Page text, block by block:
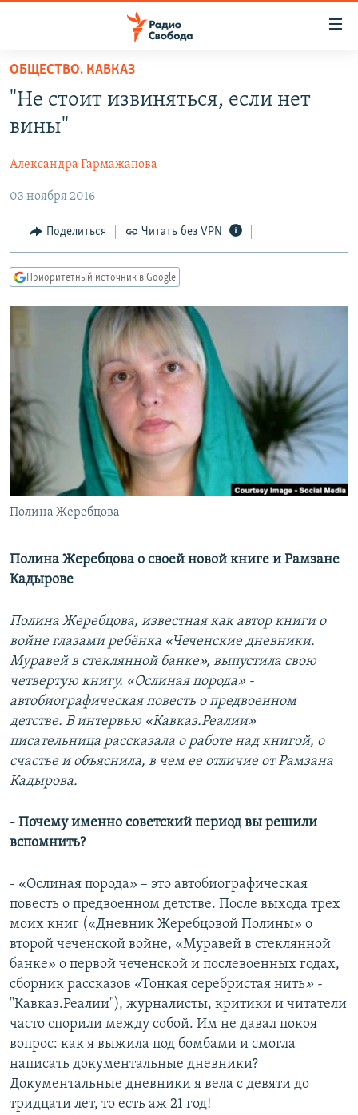
упрощенного
доступа
Вернуться
основному
Вернутся
главной
навигации
Вернутся
ПРОГРАММЫ
ПОДКАСТЫ
ЦИТАТЫ СВОБОДЫ
МНЕНИЯ
КУЛЬТУРА
IDEL.РЕАЛИИ
КАВКАЗ.РЕАЛИИ
СЕВЕР.РЕАЛИИ
СИБИРЬ.РЕАЛИИ
РАСПИСАНИЕ ВЕЩАНИЯ
ПОДПИШИТЕСЬ НА РАССЫЛКУ
СОЦИАЛЬНЫЕ СЕТИ
Все сайты РСЕ/РС
ОБЩЕСТВО. КАВКАЗ
"Не стоит извиняться, если нет
вины"
Александра Гармажапова
03 ноября 2016
Поделиться Читать без VPN
Приоритетный источник в Google
Полина Жеребцова
Полина Жеребцова о своей новой книге и Рамзане
Кадырове
Полина Жеребцова, известная как автор книги о
войне глазами ребёнка «Чеченские дневники.
Муравей в стеклянной банке», выпустила свою
четвертую книгу. «Ослиная порода» -
автобиографическая повесть о предвоенном
детстве. В интервью «Кавказ.Реалии»
писательница рассказала о работе над книгой, о
счастье и объяснила, в чем ее отличие от Рамзана
Кадырова.
- Почему именно советский период вы решили
вспомнить?
- «Ослиная порода» – это автобиографическая
повесть о предвоенном детстве. После выхода трех
моих книг («Дневник Жеребцовой Полины» о
второй чеченской войне, «Муравей в стеклянной
банке» о первой чеченской и послевоенных годах,
сборник рассказов «Тонкая серебристая нить» -
"Кавказ.Реалии"), журналисты, критики и читатели
часто спорили между собой. Им не давал покоя
вопрос: как я выжила под бомбами и смогла
написать документальные дневники?
Документальные дневники я вела с девяти до
тридцати лет, то есть аж 21 год!